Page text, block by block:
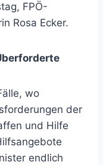
FPÖ-
Rosa Ecker.
wo
der
und Hilfe
endlich